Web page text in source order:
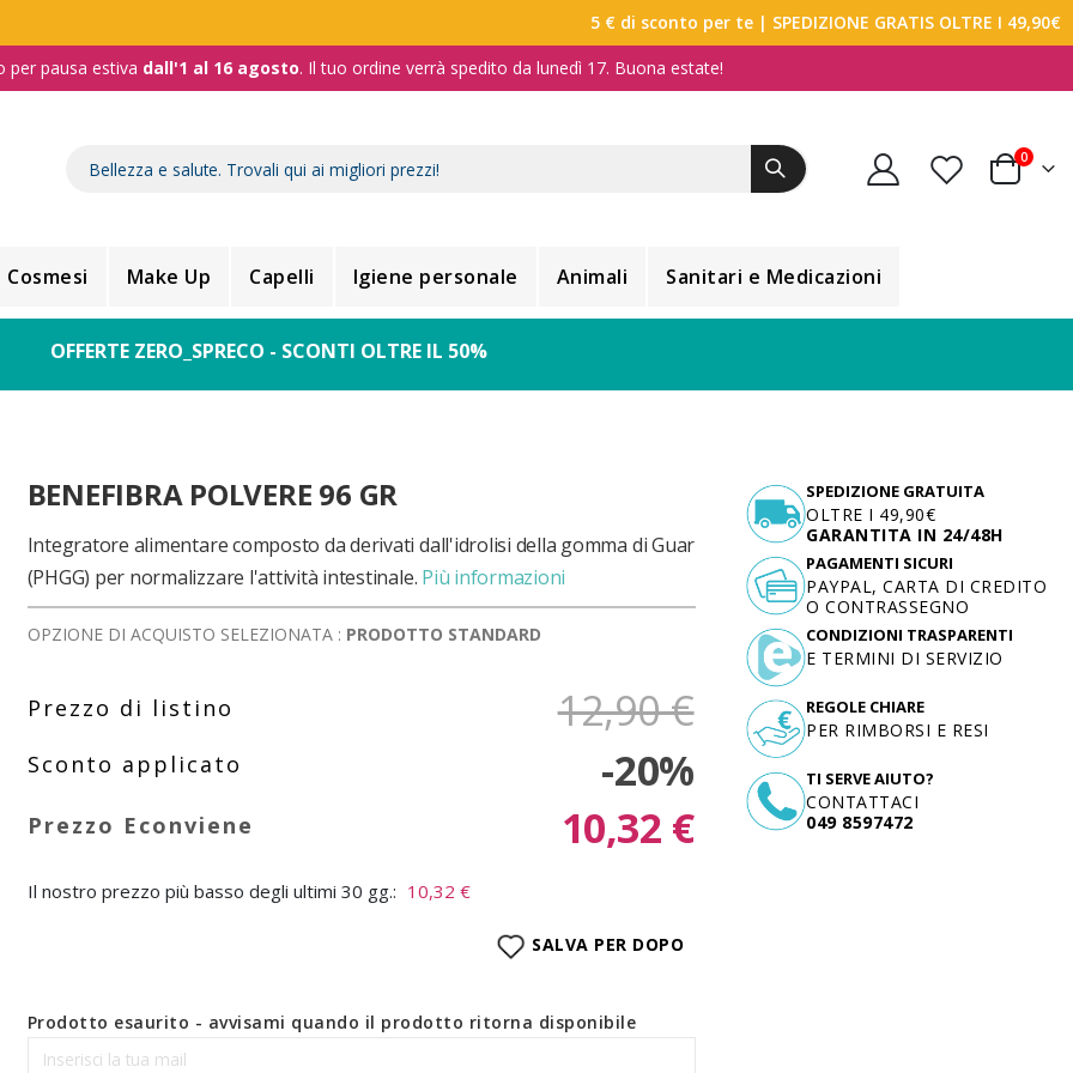
5 € di sconto per te | SPEDIZIONE GRATIS OLTRE I 49,90€
per pausa estiva dall'1 al 16 agosto. Il tuo ordine verrà spedito da lunedì 17. Buona estate!
Carrello
0
Cosmesi Make Up Capelli Igiene personale Animali Sanitari e Medicazioni
OFFERTE ZERO_SPRECO - SCONTI OLTRE IL 50%
BENEFIBRA POLVERE 96 GR
Integratore alimentare composto da derivati dall'idrolisi della gomma di Guar
(PHGG) per normalizzare l'attività intestinale. Più informazioni
OPZIONE DI ACQUISTO SELEZIONATA : PRODOTTO STANDARD
12,90 €
-20%
10,32 €
Il nostro prezzo più basso degli ultimi 30 gg.: 10,32 €
SALVA PER DOPO
Prodotto esaurito - avvisami quando il prodotto ritorna disponibile
SPEDIZIONE GRATUITA
OLTRE I 49,90€
GARANTITA IN 24/48H
TI SERVE AIUTO?
CONTATTACI
049 8597472
PAGAMENTI SICURI
PAYPAL, CARTA DI CREDITO
O CONTRASSEGNO
CONDIZIONI TRASPARENTI
E TERMINI DI SERVIZIO
REGOLE CHIARE
PER RIMBORSI E RESI